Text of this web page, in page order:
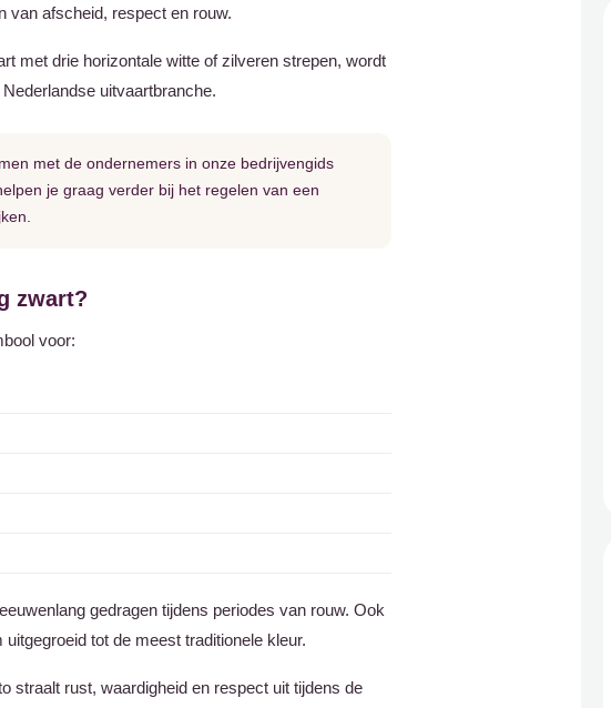
van afscheid, respect en rouw.
met drie horizontale witte of zilveren strepen, wordt
uitvaartbranche.
met de ondernemers in onze bedrijvengids
je graag verder bij het regelen van een
zwart?
voor:
gedragen tijdens periodes van rouw. Ook
tot de meest traditionele kleur.
straalt rust, waardigheid en respect uit tijdens de